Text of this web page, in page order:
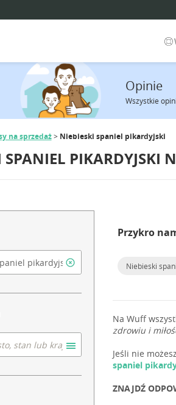
Opinie
Wszystkie
na sprzedaż Niebieski spaniel pikardyjski
SPANIEL PIKARDYJSKI
Przykro
Niebieski
Na Wuff
zdrowiu i
Jeśli nie
spaniel
ZNAJDŹ